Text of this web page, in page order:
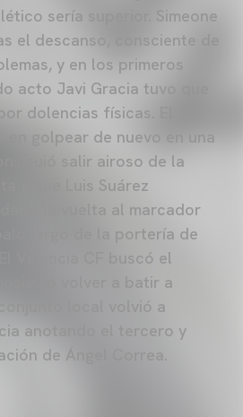
sería superior. Simeone
el descanso, consciente de
y en los primeros
acto Javi Gracia tuvo que
dolencias físicas. El
en golpear de nuevo en una
salir airoso de la
y que Luis Suárez
darle la vuelta al marcador
largo de la portería de
Valencia CF buscó el
volver a batir a
conjunto local volvió a
anotando el tercero y
de Ángel Correa.